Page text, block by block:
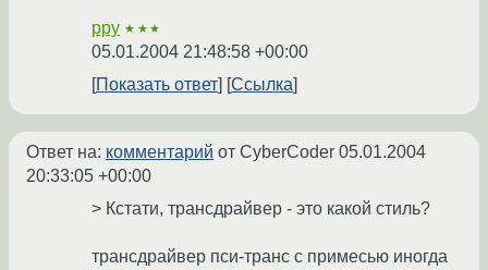
ppy ★★★
05.01.2004 21:48:58 +00:00
Показать ответ
Ссылка
Ответ на: комментарий от CyberCoder 05.01.2004
20:33:05 +00:00
> Кстати, трансдрайвер - это какой стиль?
трансдрайвер пси-транс с примесью иногда